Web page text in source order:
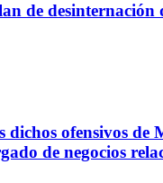
de desinternación
dichos ofensivos de
de negocios